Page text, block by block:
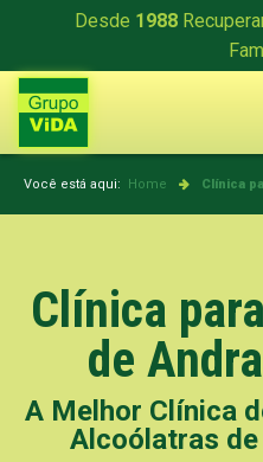
Desde 1988
Você está aqui: Home Clínica
Clínica
de
A Melhor Clínica
Alcoólatras de